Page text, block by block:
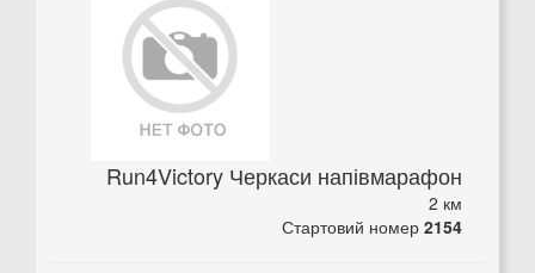
Run4Victory Черкаси напівмарафон
2 км
Стартовий номер 2154